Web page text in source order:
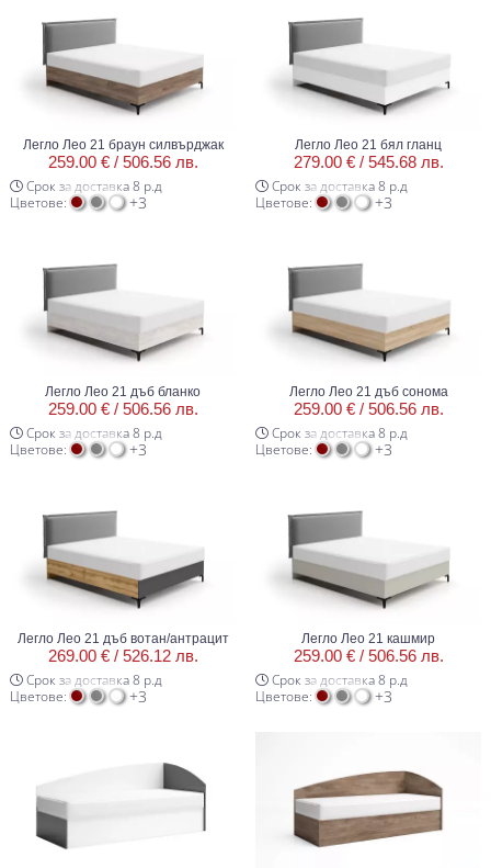
Легло Лео 21 браун силвърджак
259.00 € / 506.56 лв.
Срок за доставка 8 р.д
Цветове:
+3
Легло Лео 21 бял гланц
279.00 € / 545.68 лв.
Срок за доставка 8 р.д
Цветове:
+3
Легло Лео 21 дъб бланко
259.00 € / 506.56 лв.
Срок за доставка 8 р.д
Цветове:
+3
Легло Лео 21 дъб сонома
259.00 € / 506.56 лв.
Срок за доставка 8 р.д
Цветове:
+3
Легло Лео 21 дъб вотан/антрацит
269.00 € / 526.12 лв.
Срок за доставка 8 р.д
Цветове:
+3
Легло Лео 21 кашмир
259.00 € / 506.56 лв.
Срок за доставка 8 р.д
Цветове:
+3